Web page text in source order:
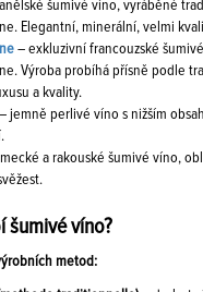
šumivé víno, vyráběné
Elegantní, minerální, velmi
– exkluzivní francouzské
Výroba probíhá přísně podle
a kvality.
– jemně perlivé víno s nižším
a rakouské šumivé víno,
šumivé víno?
metod: